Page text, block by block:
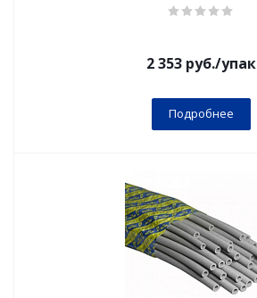
2 353руб./упак
Подробнее